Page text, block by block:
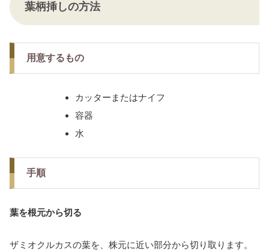
葉柄挿しの方法
用意するもの
カッターまたはナイフ
容器
水
手順
葉を根元から切る
ザミオクルカスの葉を、株元に近い部分から切り取ります。